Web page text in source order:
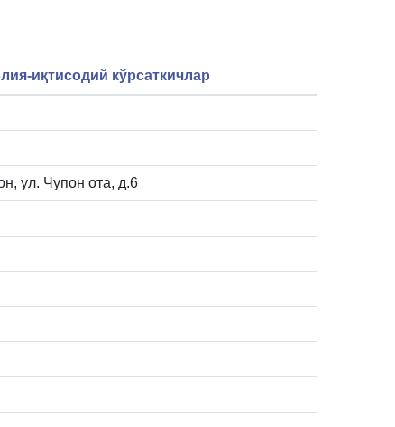
иқтисодий кўрсаткичлар
ул. Чупон ота, д.6